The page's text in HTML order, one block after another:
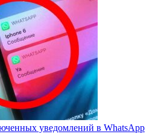
уведомлений в WhatsApp